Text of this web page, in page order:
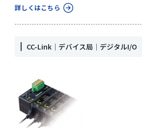
詳しくはこちら
CC-Link｜デバイス局｜デジタルI/O